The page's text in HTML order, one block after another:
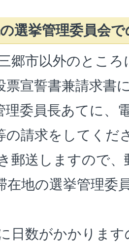
の選挙管理委員会
郷市以外のとこ
票宣誓書兼請求書
理委員長あてに、
の請求をしてくだ
郵送しますので
在地の選挙管理委
日数がかかりま